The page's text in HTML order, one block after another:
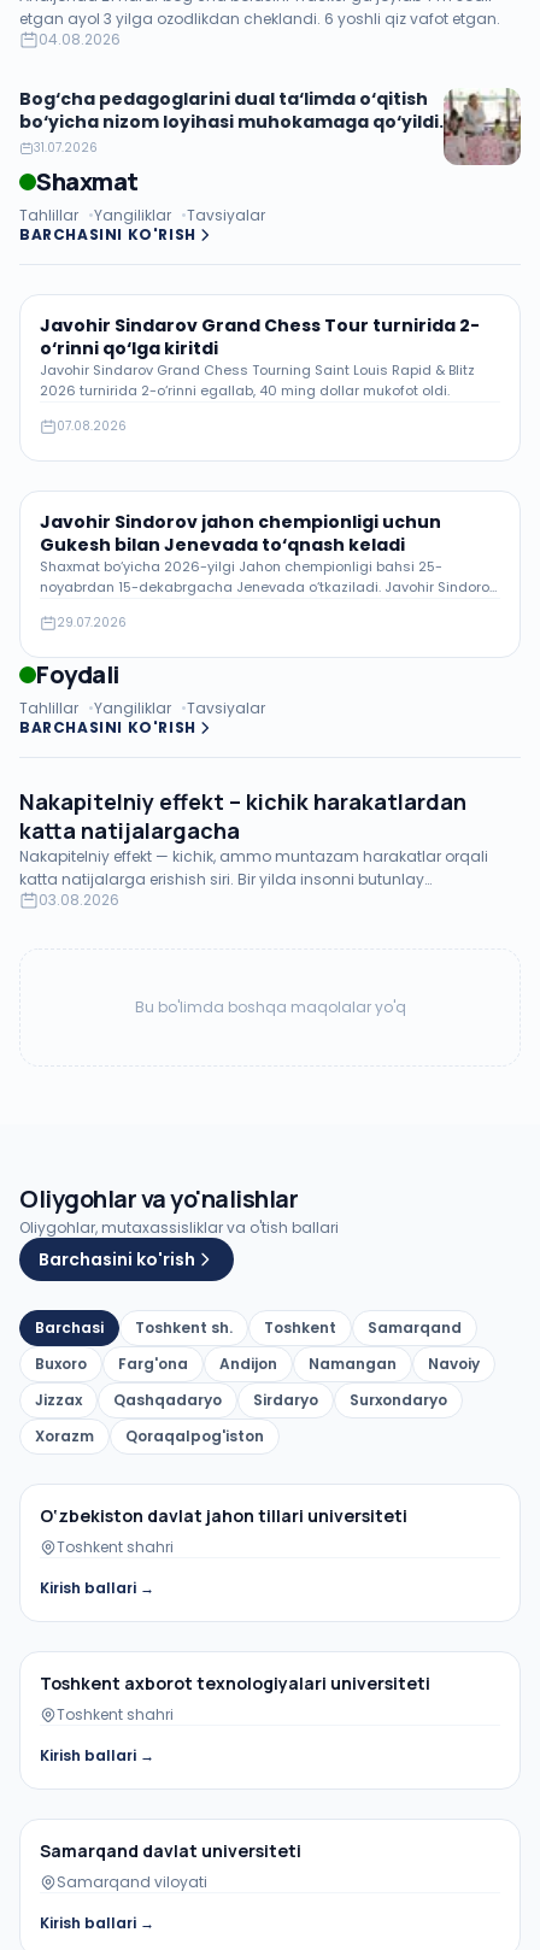
etgan ayol 3 yilga ozodlikdan cheklandi. 6 yoshli qiz vafot etgan.
04.08.2026
Bog‘cha pedagoglarini dual ta‘limda o‘qitish
bo‘yicha nizom loyihasi muhokamaga qo‘yildi.
31.07.2026
Shaxmat
Tahlillar Yangiliklar
Tavsiyalar
BARCHASINI KO'RISH
Javohir Sindarov Grand Chess Tour turnirida 2-
o‘rinni qo‘lga kiritdi
Javohir Sindarov Grand Chess Tourning Saint Louis Rapid & Blitz
2026 turnirida 2-o‘rinni egallab, 40 ming dollar mukofot oldi.
07.08.2026
Javohir Sindorov jahon chempionligi uchun
Gukesh bilan Jenevada to‘qnash keladi
Shaxmat bo‘yicha 2026-yilgi Jahon chempionligi bahsi 25-
noyabrdan 15-dekabrgacha Jenevada o‘tkaziladi. Javohir Sindorov
tarixdagi eng yosh ishtirokchilar bahsi.
29.07.2026
Foydali
Tahlillar Yangiliklar
Tavsiyalar
BARCHASINI KO'RISH
Nakapitelniy effekt – kichik harakatlardan
katta natijalargacha
Nakapitelniy effekt — kichik, ammo muntazam harakatlar orqali
katta natijalarga erishish siri. Bir yilda insonni butunlay
o‘zgartiradigan kuch.
03.08.2026
Bu bo'limda boshqa maqolalar yo'q
Oliygohlar va yo'nalishlar
Oliygohlar, mutaxassisliklar va o'tish ballari
Barchasini ko'rish
Barchasi Toshkent sh. Toshkent
Samarqand
Buxoro
Farg'ona Andijon Namangan
Navoiy
Jizzax
Qashqadaryo Sirdaryo
Surxondaryo
Xorazm
Qoraqalpog'iston
Davlat oliygohi
O‘zbekiston davlat jahon tillari universiteti
Toshkent shahri
Kirish ballari →
Davlat oliygohi
Toshkent axborot texnologiyalari universiteti
Toshkent shahri
Kirish ballari →
Davlat oliygohi
Samarqand davlat universiteti
Samarqand viloyati
Kirish ballari →